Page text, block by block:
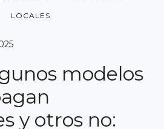
LOCALES
modelos
y otros no: